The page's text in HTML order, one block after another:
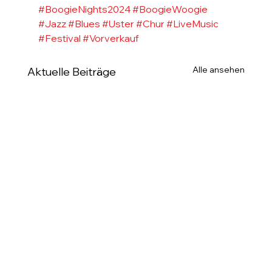
#BoogieNights2024#BoogieWoogie
#Jazz#Blues #Uster #Chur #LiveMusic
#Festival #Vorverkauf
Aktuelle Beiträge Alle ansehen